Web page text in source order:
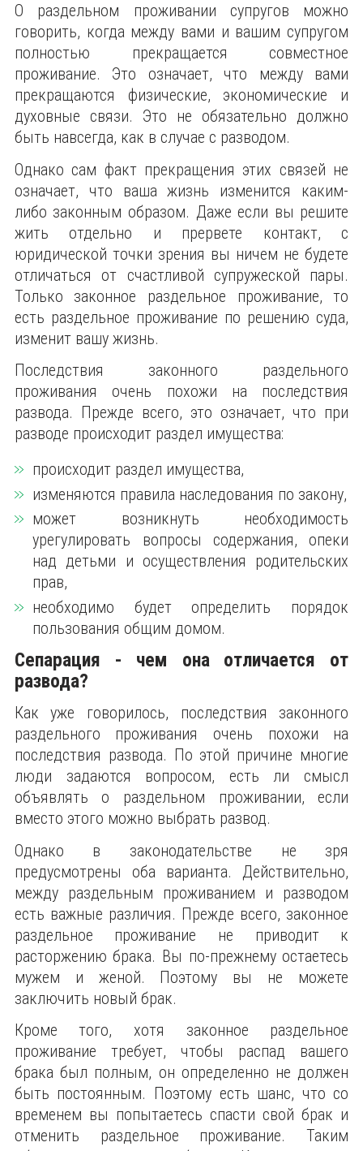
О раздельном проживании супругов можно
говорить, когда между вами и вашим супругом
полностью прекращается совместное
проживание. Это означает, что между вами
прекращаются физические, экономические и
духовные связи. Это не обязательно должно
быть навсегда, как в случае с разводом.
Однако сам факт прекращения этих связей не
означает, что ваша жизнь изменится каким-
либо законным образом. Даже если вы решите
жить отдельно и прервете контакт, с
юридической точки зрения вы ничем не будете
отличаться от счастливой супружеской пары.
Только законное раздельное проживание, то
есть раздельное проживание по решению суда,
изменит вашу жизнь.
Последствия законного раздельного
проживания очень похожи на последствия
развода. Прежде всего, это означает, что при
разводе происходит раздел имущества:
происходит раздел имущества,
изменяются правила наследования по закону,
может возникнуть необходимость
урегулировать вопросы содержания, опеки
над детьми и осуществления родительских
прав,
необходимо будет определить порядок
пользования общим домом.
Сепарация - чем она отличается от
развода?
Как уже говорилось, последствия законного
раздельного проживания очень похожи на
последствия развода. По этой причине многие
люди задаются вопросом, есть ли смысл
объявлять о раздельном проживании, если
вместо этого можно выбрать развод.
Однако в законодательстве не зря
предусмотрены оба варианта. Действительно,
между раздельным проживанием и разводом
есть важные различия. Прежде всего, законное
раздельное проживание не приводит к
расторжению брака. Вы по-прежнему остаетесь
мужем и женой. Поэтому вы не можете
заключить новый брак.
Кроме того, хотя законное раздельное
проживание требует, чтобы распад вашего
брака был полным, он определенно не должен
быть постоянным. Поэтому есть шанс, что со
временем вы попытаетесь спасти свой брак и
отменить раздельное проживание. Таким